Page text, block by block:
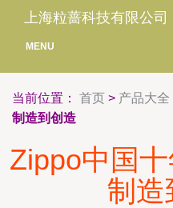
上海粒蔷科技有限公司
MENU
当前位置： 首页 > 产品大全
制造到创造
Zippo中国
制造